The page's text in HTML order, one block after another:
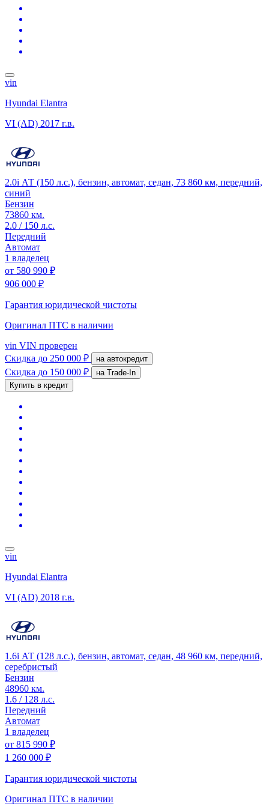
vin
Hyundai Elantra
VI (AD) 2017 г.в.
2.0i АТ (150 л.с.), бензин, автомат, седан, 73 860 км, передний,
синий
Бензин
73860 км.
2.0 / 150 л.с.
Передний
Автомат
1 владелец
от 580 990 ₽
906 000 ₽
Гарантия юридической чистоты
Оригинал ПТС в наличии
vin VIN проверен
Скидка до 250 000 ₽ на автокредит
Скидка до 150 000 ₽
на Trade-In
Купить в кредит
vin
Hyundai Elantra
VI (AD) 2018 г.в.
1.6i АТ (128 л.с.), бензин, автомат, седан, 48 960 км, передний,
серебристый
Бензин
48960 км.
1.6 / 128 л.с.
Передний
Автомат
1 владелец
от 815 990 ₽
1 260 000 ₽
Гарантия юридической чистоты
Оригинал ПТС в наличии